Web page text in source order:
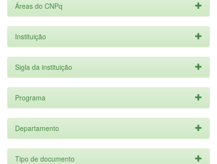
Áreas do CNPq
Instituição
Sigla da instituição
Programa
Departamento
Tipo de documento